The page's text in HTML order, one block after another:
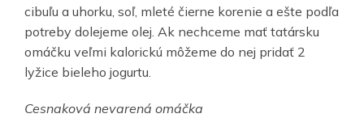
cibuľu a uhorku, soľ, mleté čierne korenie a ešte podľa
potreby dolejeme olej. Ak nechceme mať tatársku
omáčku veľmi kalorickú môžeme do nej pridať 2
lyžice bieleho jogurtu.
Cesnaková nevarená omáčka